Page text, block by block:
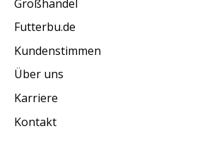
Großhandel
Futterbu.de
Kundenstimmen
Über uns
Karriere
Kontakt